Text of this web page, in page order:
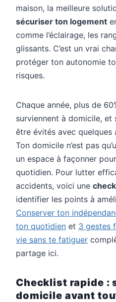
maison, la meilleure
sécuriser ton logement
comme l’éclairage, les
glissants. C’est un vrai
protéger ton autonomie
risques.
Chaque année, plus de
surviennent à domicile, et
être évités avec quelques
Ton domicile n’est pas
un espace à façonner
quotidien. Pour lutter
accidents, voici une
identifier les points à
Conserver ton
ton quotidien et 3 gestes
vie sans te fatiguer
partage ici.
Checklist rapide :
domicile avant